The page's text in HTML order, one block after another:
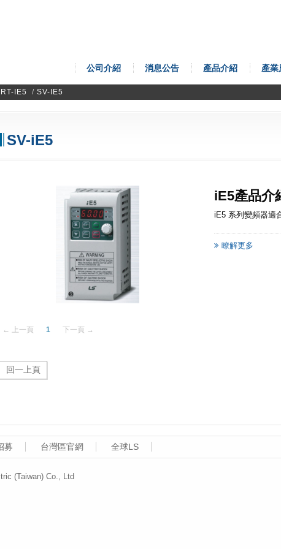
公司介紹 消息公告 產品介紹 產業
IE5 / SV-IE5
SV-iE5
iE5產品介
iE5 系列變頻器適
瞭解更多
← 上一頁 1 下一頁 →
募 台灣區官網 全球LS
(Taiwan) Co., Ltd